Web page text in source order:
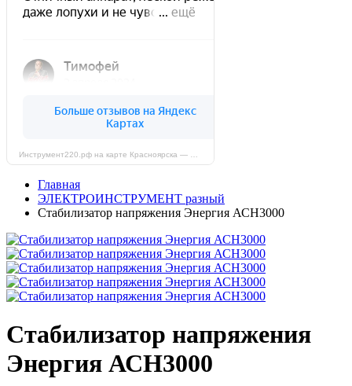
Главная
ЭЛЕКТРОИНСТРУМЕНТ разный
Стабилизатор напряжения Энергия АСН3000
Стабилизатор напряжения
Энергия АСН3000